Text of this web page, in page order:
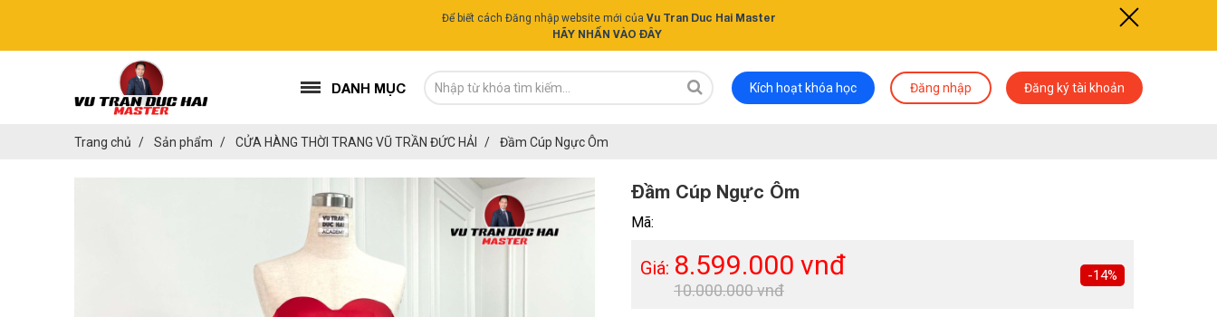
Để biết cách Đăng nhập website mới của Vu Tran Duc Hai Master
HÃY NHẤN VÀO ĐÂY
DANH MỤC Kích hoạt khóa học Đăng nhập Đăng ký tài khoản
Trang chủ Sản phẩm CỬA HÀNG THỜI TRANG VŨ TRẦN ĐỨC HẢI Đầm Cúp Ngực Ôm
Đầm Cúp Ngực Ôm
Mã:
Giá: 8.599.000 vnđ
10.000.000 vnđ
-14%